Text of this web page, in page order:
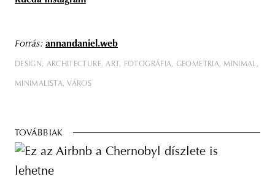
Forrás: annandaniel.web
DESIGN ARCHITECTURE ART FOTOGRÁFIA GEOMETRIA MINIMAL
MINIMALISTA VÁROS
TOVÁBBIAK